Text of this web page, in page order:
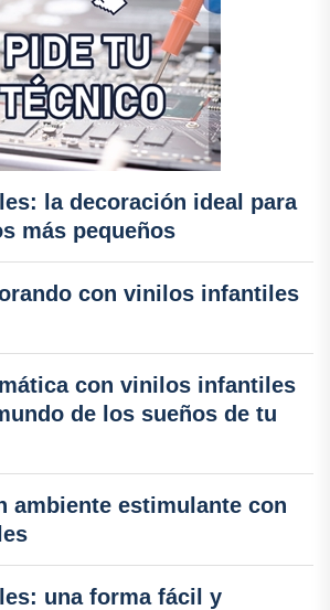
la decoración ideal para
más pequeños
con vinilos infantiles
con vinilos infantiles
de los sueños de tu
ambiente estimulante con
una forma fácil y